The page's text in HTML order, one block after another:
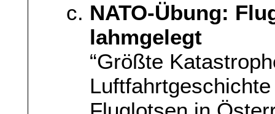
NATO-Übung:
lahmgelegt
“Größte